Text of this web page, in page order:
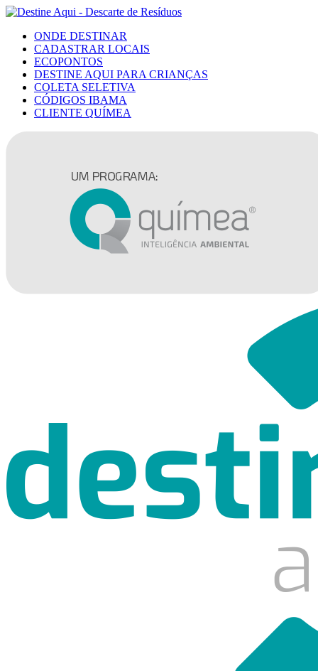
ONDE DESTINAR
CADASTRAR LOCAIS
ECOPONTOS
DESTINE AQUI PARA CRIANÇAS
COLETA SELETIVA
CÓDIGOS IBAMA
CLIENTE QUÍMEA